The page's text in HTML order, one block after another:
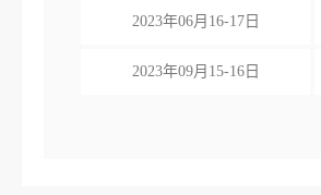
2023年06月16-17日
2023年09月15-16日